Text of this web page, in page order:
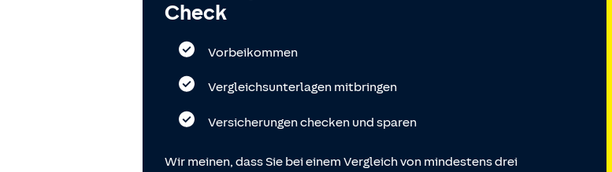
Check
Vorbeikommen
Vergleichsunterlagen mitbringen
Versicherungen checken und sparen
Wir meinen, dass Sie bei einem Vergleich von mindestens drei